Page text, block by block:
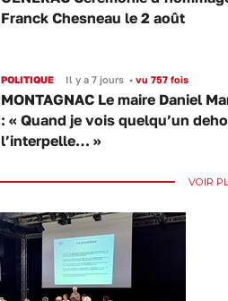
Franck Chesneau le 2 août
POLITIQUE Il y a 7 jours •vu 757 fois
MONTAGNAC Le maire Daniel
: « Quand je vois quelqu’un
l’interpelle… »
VOIR